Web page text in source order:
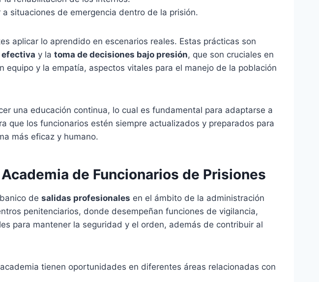
situaciones de emergencia dentro de la prisión.
aplicar lo aprendido en escenarios reales. Estas prácticas son
y la toma de decisiones bajo presión, que son cruciales en
y la empatía, aspectos vitales para el manejo de la población
una educación continua, lo cual es fundamental para adaptarse a
que los funcionarios estén siempre actualizados y preparados para
más eficaz y humano.
de Funcionarios de Prisiones
de salidas profesionales en el ámbito de la administración
penitenciarios, donde desempeñan funciones de vigilancia,
para mantener la seguridad y el orden, además de contribuir al
tienen oportunidades en diferentes áreas relacionadas con